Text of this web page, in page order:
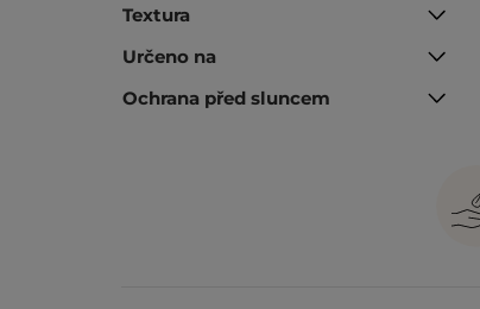
Textura
Určeno na
Ochrana před sluncem